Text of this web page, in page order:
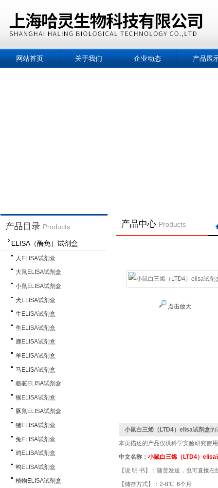
网站首页 关于我们 企业动态 产品展
产品目录 Products
ELISA（酶免）试剂盒
人ELISA试剂盒
大鼠ELISA试剂盒
小鼠ELISA试剂盒
犬ELISA试剂盒
牛ELISA试剂盒
鱼ELISA试剂盒
鹿ELISA试剂盒
羊ELISA试剂盒
马ELISA试剂盒
骆驼ELISA试剂盒
猴ELISA试剂盒
豚鼠ELISA试剂盒
猪ELISA试剂盒
兔ELISA试剂盒
鸡ELISA试剂盒
鸭ELISA试剂盒
植物ELISA试剂盒
产品中心 Products
点击放大
小鼠白三烯（LTD4）elisa试剂盒的
本页描述的产品仅供科学实验研究使
中文名称： 小鼠白三烯（LTD4）elisa
【说 明 书】：随货发送，也可直接在
【储存方式】：2-8℃ 6个月